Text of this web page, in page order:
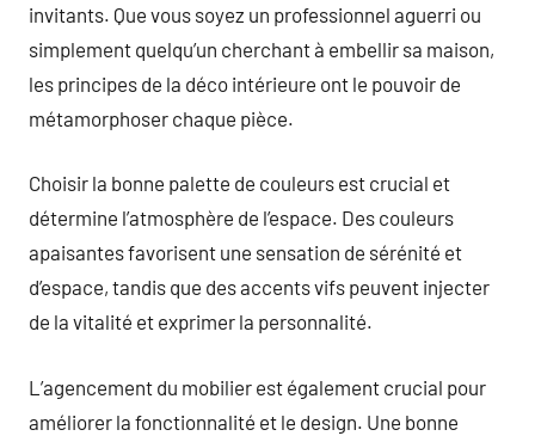
invitants. Que vous soyez un professionnel aguerri ou
simplement quelqu’un cherchant à embellir sa maison,
les principes de la déco intérieure ont le pouvoir de
métamorphoser chaque pièce.
Choisir la bonne palette de couleurs est crucial et
détermine l’atmosphère de l’espace. Des couleurs
apaisantes favorisent une sensation de sérénité et
d’espace, tandis que des accents vifs peuvent injecter
de la vitalité et exprimer la personnalité.
L’agencement du mobilier est également crucial pour
améliorer la fonctionnalité et le design. Une bonne